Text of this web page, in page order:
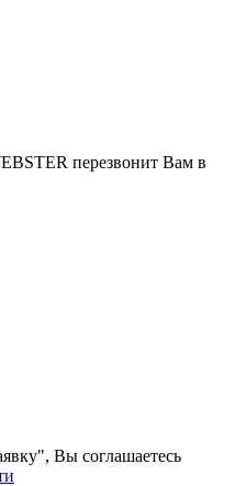
перезвонит Вам в
Вы соглашаетесь